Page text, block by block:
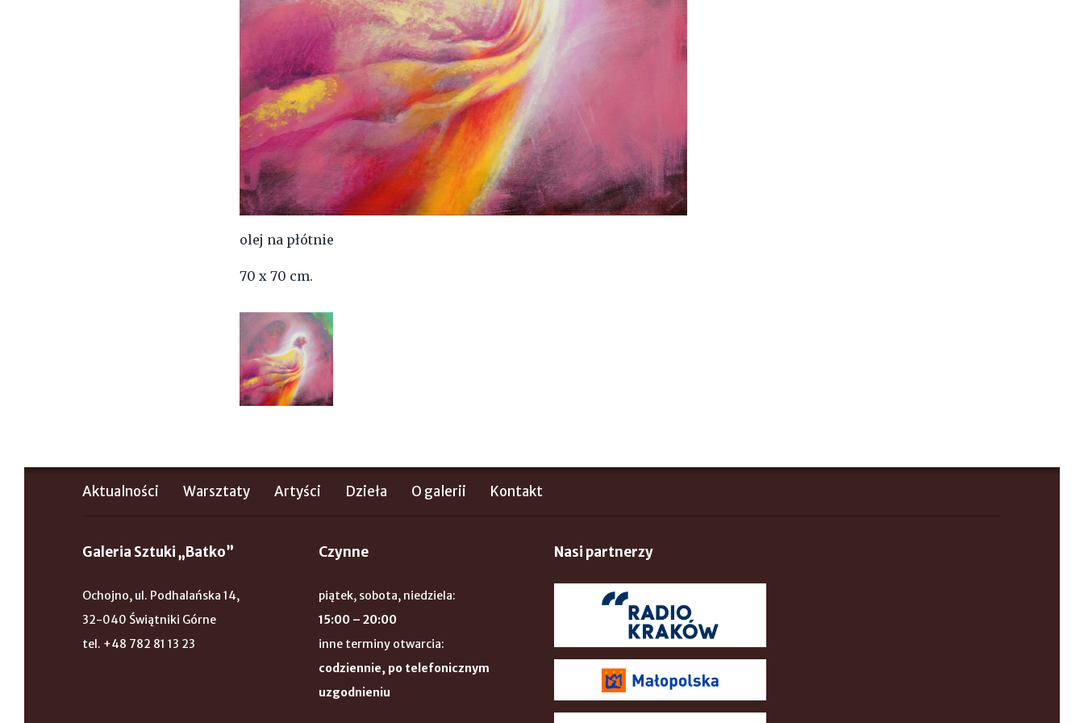
olej na płótnie
70 x 70 cm.
Aktualności Warsztaty Artyści Dzieła O galerii Kontakt
Galeria Sztuki „Batko”
Ochojno, ul. Podhalańska 14,
32-040 Świątniki Górne
tel. +48 782 81 13 23
Czynne
piątek, sobota, niedziela:
15:00 – 20:00
inne terminy otwarcia:
codziennie, po telefonicznym
uzgodnieniu
Nasi partnerzy